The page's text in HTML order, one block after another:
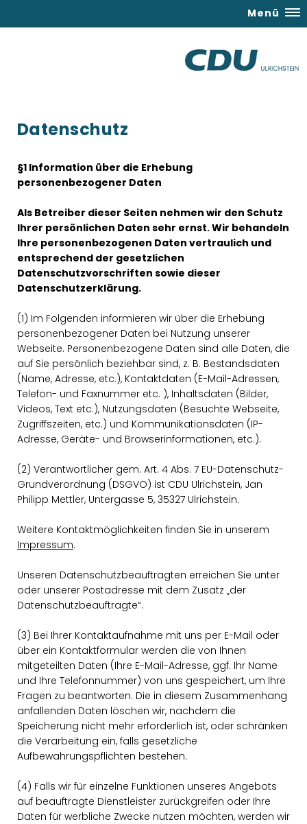
Menü
Datenschutz
§1 Information über die Erhebung
personenbezogener Daten
Als Betreiber dieser Seiten nehmen wir den Schutz
Ihrer persönlichen Daten sehr ernst. Wir behandeln
Ihre personenbezogenen Daten vertraulich und
entsprechend der gesetzlichen
Datenschutzvorschriften sowie dieser
Datenschutzerklärung.
(1) Im Folgenden informieren wir über die Erhebung
personenbezogener Daten bei Nutzung unserer
Webseite. Personenbezogene Daten sind alle Daten, die
auf Sie persönlich beziehbar sind, z. B. Bestandsdaten
(Name, Adresse, etc.), Kontaktdaten (E-Mail-Adressen,
Telefon- und Faxnummer etc. ), Inhaltsdaten (Bilder,
Videos, Text etc.), Nutzungsdaten (Besuchte Webseite,
Zugriffszeiten, etc.) und Kommunikationsdaten (IP-
Adresse, Geräte- und Browserinformationen, etc.).
(2) Verantwortlicher gem. Art. 4 Abs. 7 EU-Datenschutz-
Grundverordnung (DSGVO) ist CDU Ulrichstein, Jan
Philipp Mettler, Untergasse 5, 35327 Ulrichstein.
Weitere Kontaktmöglichkeiten finden Sie in unserem
Impressum.
Unseren Datenschutzbeauftragten erreichen Sie unter
oder unserer Postadresse mit dem Zusatz „der
Datenschutzbeauftragte“.
(3) Bei Ihrer Kontaktaufnahme mit uns per E-Mail oder
über ein Kontaktformular werden die von Ihnen
mitgeteilten Daten (Ihre E-Mail-Adresse, ggf. Ihr Name
und Ihre Telefonnummer) von uns gespeichert, um Ihre
Fragen zu beantworten. Die in diesem Zusammenhang
anfallenden Daten löschen wir, nachdem die
Speicherung nicht mehr erforderlich ist, oder schränken
die Verarbeitung ein, falls gesetzliche
Aufbewahrungspflichten bestehen.
(4) Falls wir für einzelne Funktionen unseres Angebots
auf beauftragte Dienstleister zurückgreifen oder Ihre
Daten für werbliche Zwecke nutzen möchten, werden wir